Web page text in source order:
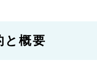
と概要